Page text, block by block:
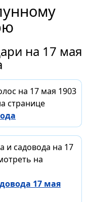
на 17 мая
на 17 мая 1903
странице
и садовода на 17
на
17 мая